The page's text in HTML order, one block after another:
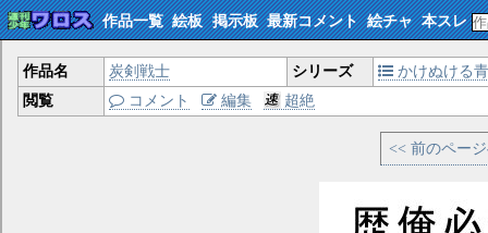
作品一覧 絵板 掲示板 最新コメント 絵チャ 本スレ
作品名 炭剣戦士 シリーズ
かけぬける
閲覧
コメント 編集 超絶
<< 前のペー